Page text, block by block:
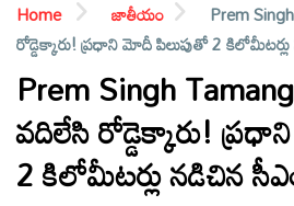
LIVE
తాజా
Home జాతీయం
Prem
రోడ్డెక్కారు! ప్రధాని మోదీ పిలుపుతో 2
Prem Singh
వదిలేసి రోడ్డెక్కారు!
2 కిలోమీటర్లు నడిచిన